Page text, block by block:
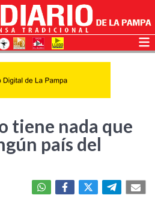
tiene nada que
país del